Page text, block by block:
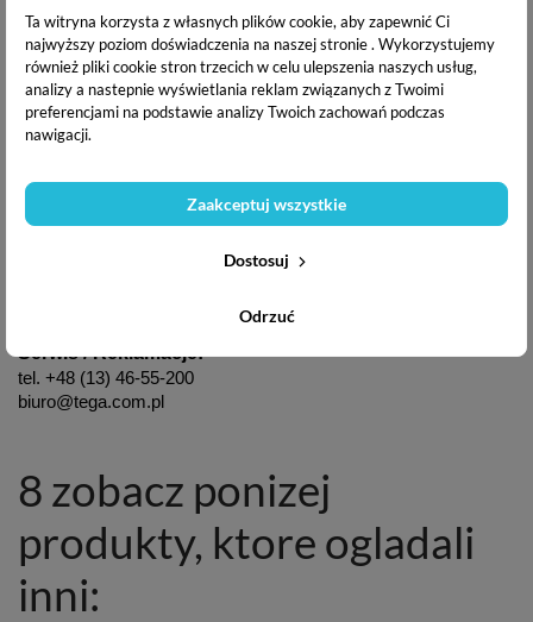
Producent / Osoba odpowiedzialna:
TEGA BABY SPÓŁKA Z OGRANICZONĄ
ODPOWIEDZIALNOŚCIĄ SPÓŁKA KOMANDYTOWA
ul. KICZURY 12/
PODKARPACKIE
Serwis / Reklamacje:
tel. +48 (13) 46-55-200
biuro@tega.com.pl
8 zobacz ponizej
produkty, ktore ogladali
inni:
Ta witryna korzysta z własnych plików cookie, aby zapewnić Ci
najwyższy poziom doświadczenia na naszej stronie . Wykorzystujemy
również pliki cookie stron trzecich w celu ulepszenia naszych usług,
analizy a nastepnie wyświetlania reklam związanych z Twoimi
preferencjami na podstawie analizy Twoich zachowań podczas
nawigacji.
Odrzuć
Dostosuj
Zaakceptuj wszystkie